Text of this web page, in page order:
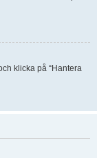
klicka på “Hantera